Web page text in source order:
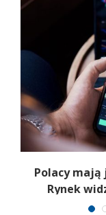
Polacy mają
Rynek